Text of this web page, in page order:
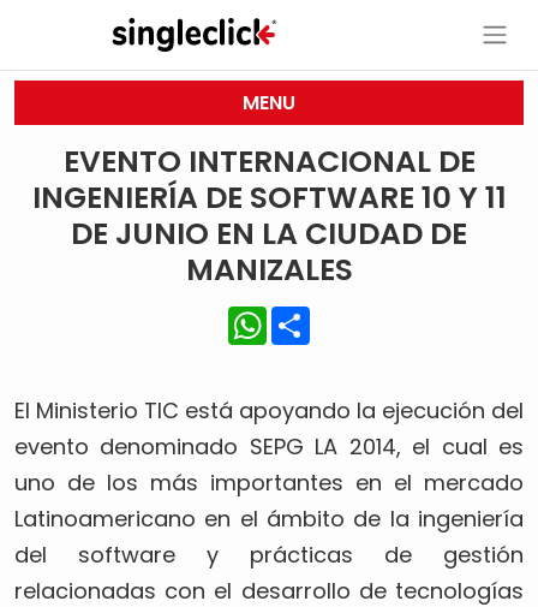
MENU
EVENTO INTERNACIONAL DE
INGENIERÍA DE SOFTWARE 10 Y 11
DE JUNIO EN LA CIUDAD DE
MANIZALES
WhatsApp
El Ministerio TIC está apoyando la ejecución del
evento denominado SEPG LA 2014, el cual es
uno de los más importantes en el mercado
Latinoamericano en el ámbito de la ingeniería
del software y prácticas de gestión
relacionadas con el desarrollo de tecnologías